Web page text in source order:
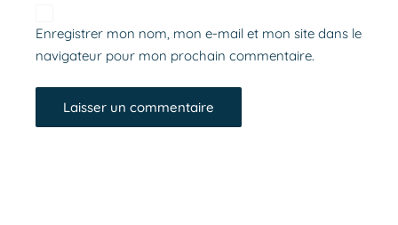
Enregistrer mon nom, mon e-mail et mon site dans le
navigateur pour mon prochain commentaire.